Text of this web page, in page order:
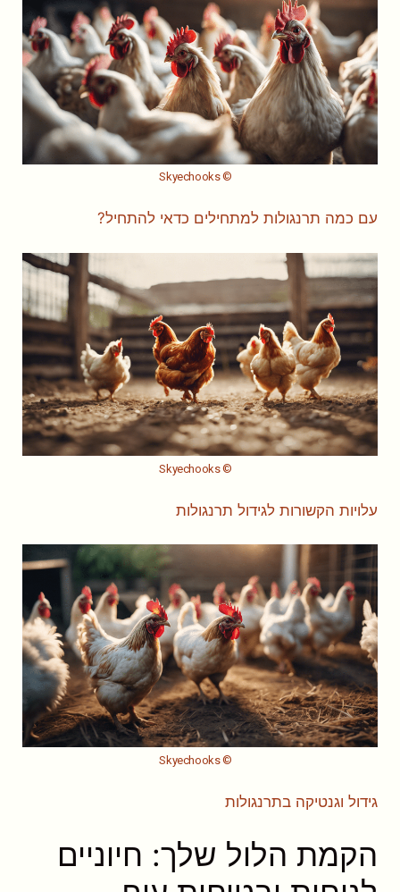
© Skyechooks
עם כמה תרנגולות למתחילים כדאי להתחיל?
© Skyechooks
עלויות הקשורות לגידול תרנגולות
© Skyechooks
גידול וגנטיקה בתרנגולות
הקמת הלול שלך: חיוניים